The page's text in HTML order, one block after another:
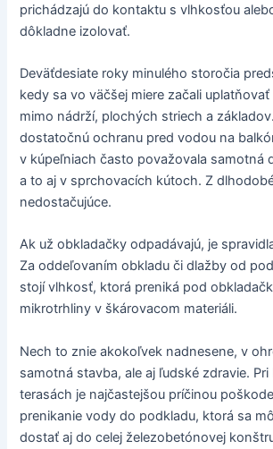
prichádzajú do kontaktu s vlhkosťou
dôkladne izolovať.
Deväťdesiate roky minulého storočia
kedy sa vo väčšej miere začali
mimo nádrží, plochých striech a
dostatočnú ochranu pred vodou na
v kúpeľniach často považovala samotná
a to aj v sprchovacích kútoch. Z
nedostačujúce.
Ak už obkladačky odpadávajú, je
Za oddeľovaním obkladu či dlažby od
stojí vlhkosť, ktorá preniká pod
mikrotrhliny v škárovacom materiáli.
Nech to znie akokoľvek nadnesene, v
samotná stavba, ale aj ľudské zdravie.
terasách je najčastejšou príčinou
prenikanie vody do podkladu, ktorá sa
dostať aj do celej železobetónovej